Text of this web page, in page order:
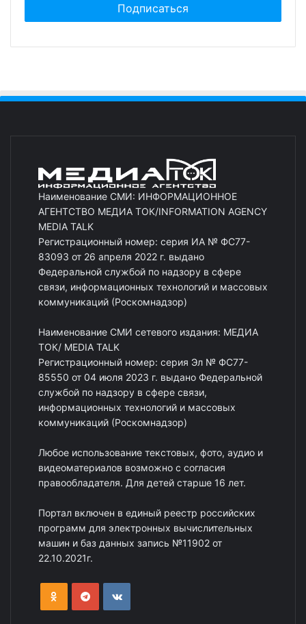
Наименование СМИ: ИНФОРМАЦИОННОЕ
АГЕНТСТВО МЕДИА ТОК/INFORMATION AGENCY
MEDIA TALK
Регистрационный номер: серия ИА № ФС77-
83093 от 26 апреля 2022 г. выдано
Федеральной службой по надзору в сфере
связи, информационных технологий и массовых
коммуникаций (Роскомнадзор)
Наименование СМИ сетевого издания: МЕДИА
ТОК/ MEDIA TALK
Регистрационный номер: серия Эл № ФС77-
85550 от 04 июля 2023 г. выдано Федеральной
службой по надзору в сфере связи,
информационных технологий и массовых
коммуникаций (Роскомнадзор)
Любое использование текстовых, фото, аудио и
видеоматериалов возможно с согласия
правообладателя. Для детей старше 16 лет.
Портал включен в единый реестр российских
программ для электронных вычислительных
машин и баз данных запись №11902 от
22.10.2021г.